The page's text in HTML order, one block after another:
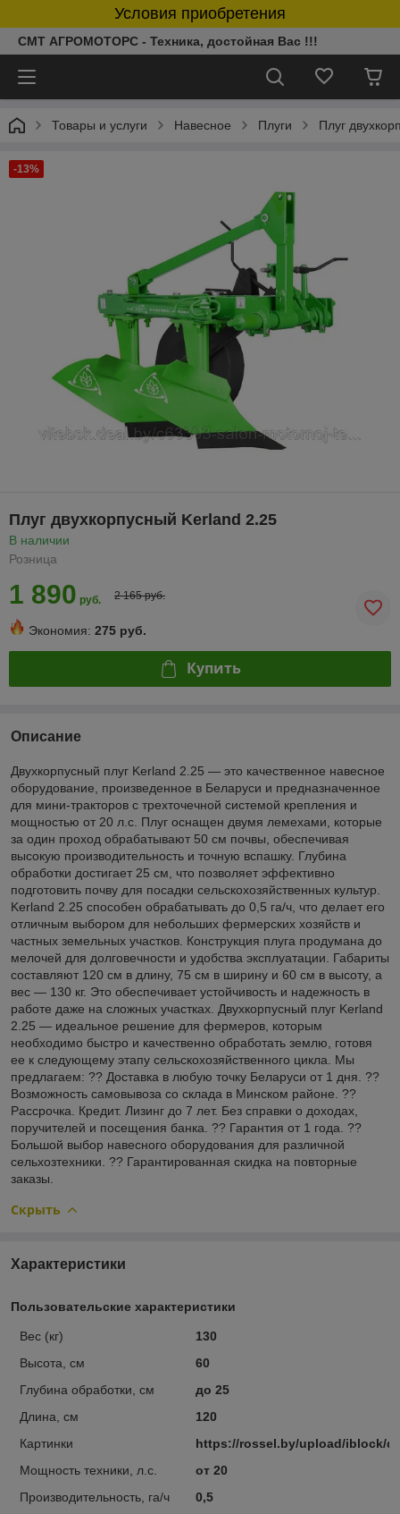
Условия приобретения
СМТ АГРОМОТОРС - Техника, достойная Вас !!!
Товары и услуги Навесное Плуги Плуг
-13%
Плуг двухкорпусный Kerland 2.25
В наличии
Розница
1 890 руб. 2 165 руб.
Экономия: 275 руб.
Купить
Описание
Двухкорпусный плуг Kerland 2.25 — это качественное навесное
оборудование, произведенное в Беларуси и предназначенное
для мини-тракторов с трехточечной системой крепления и
мощностью от 20 л.с. Плуг оснащен двумя лемехами, которые
за один проход обрабатывают 50 см почвы, обеспечивая
высокую производительность и точную вспашку. Глубина
обработки достигает 25 см, что позволяет эффективно
подготовить почву для посадки сельскохозяйственных культур.
Kerland 2.25 способен обрабатывать до 0,5 га/ч, что делает его
отличным выбором для небольших фермерских хозяйств и
частных земельных участков. Конструкция плуга продумана до
мелочей для долговечности и удобства эксплуатации. Габариты
составляют 120 см в длину, 75 см в ширину и 60 см в высоту, а
вес — 130 кг. Это обеспечивает устойчивость и надежность в
работе даже на сложных участках. Двухкорпусный плуг Kerland
2.25 — идеальное решение для фермеров, которым
необходимо быстро и качественно обработать землю, готовя
ее к следующему этапу сельскохозяйственного цикла. Мы
предлагаем: ?? Доставка в любую точку Беларуси от 1 дня. ??
Возможность самовывоза со склада в Минском районе. ??
Рассрочка. Кредит. Лизинг до 7 лет. Без справки о доходах,
поручителей и посещения банка. ?? Гарантия от 1 года. ??
Большой выбор навесного оборудования для различной
сельхозтехники. ?? Гарантированная скидка на повторные
заказы.
Скрыть
Характеристики
Пользовательские характеристики
Вес (кг)
130
Высота, см
60
Глубина обработки, см
до 25
Длина, см
120
Картинки
https://rossel.by/upload/iblock/
Мощность техники, л.с.
от 20
Производительность, га/ч
0,5